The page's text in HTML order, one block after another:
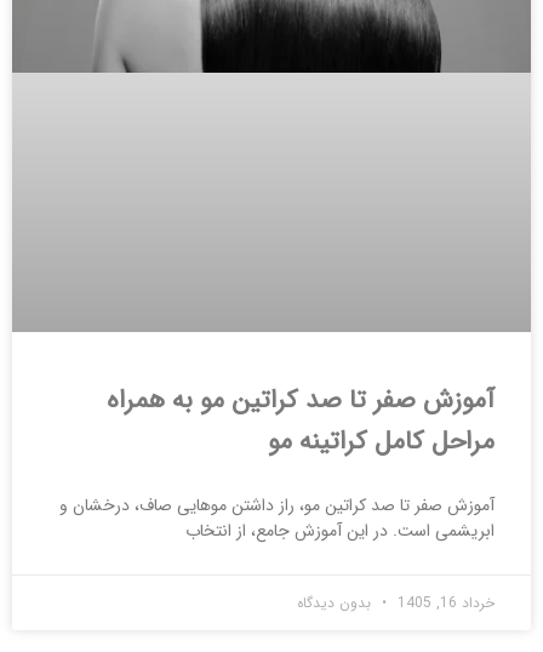
آموزش صفر تا صد کراتین مو به همراه
مراحل کامل کراتینه مو
آموزش صفر تا صد کراتین مو، راز داشتن موهایی صاف، درخشان و
ابریشمی است. در این آموزش جامع، از انتخاب
خرداد 16, 1405 بدون دیدگاه